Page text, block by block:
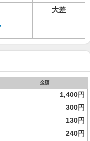
大差
金額
1,400円
300円
130円
240円